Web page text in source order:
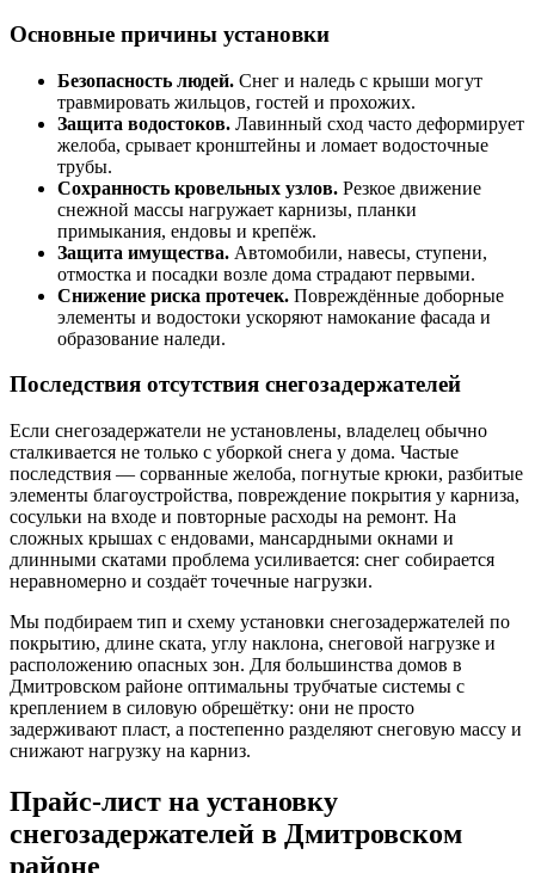
Основные причины установки
Безопасность людей. Снег и наледь с крыши могут
травмировать жильцов, гостей и прохожих.
Защита водостоков. Лавинный сход часто деформирует
желоба, срывает кронштейны и ломает водосточные
трубы.
Сохранность кровельных узлов. Резкое движение
снежной массы нагружает карнизы, планки
примыкания, ендовы и крепёж.
Защита имущества. Автомобили, навесы, ступени,
отмостка и посадки возле дома страдают первыми.
Снижение риска протечек. Повреждённые доборные
элементы и водостоки ускоряют намокание фасада и
образование наледи.
Последствия отсутствия снегозадержателей
Если снегозадержатели не установлены, владелец обычно
сталкивается не только с уборкой снега у дома. Частые
последствия — сорванные желоба, погнутые крюки, разбитые
элементы благоустройства, повреждение покрытия у карниза,
сосульки на входе и повторные расходы на ремонт. На
сложных крышах с ендовами, мансардными окнами и
длинными скатами проблема усиливается: снег собирается
неравномерно и создаёт точечные нагрузки.
Мы подбираем тип и схему установки снегозадержателей по
покрытию, длине ската, углу наклона, снеговой нагрузке и
расположению опасных зон. Для большинства домов в
Дмитровском районе оптимальны трубчатые системы с
креплением в силовую обрешётку: они не просто
задерживают пласт, а постепенно разделяют снеговую массу и
снижают нагрузку на карниз.
Прайс-лист на установку
снегозадержателей в Дмитровском
районе